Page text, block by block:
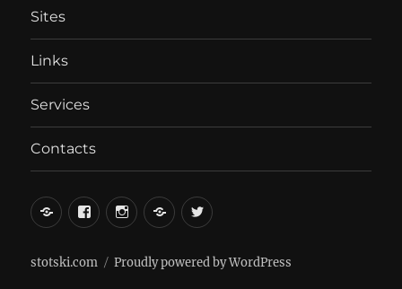
Sites
Links
Services
Contacts
вКонтакте
FacebookInstagramLiveJournal
Twitter
stotski.com Proudly powered by WordPress